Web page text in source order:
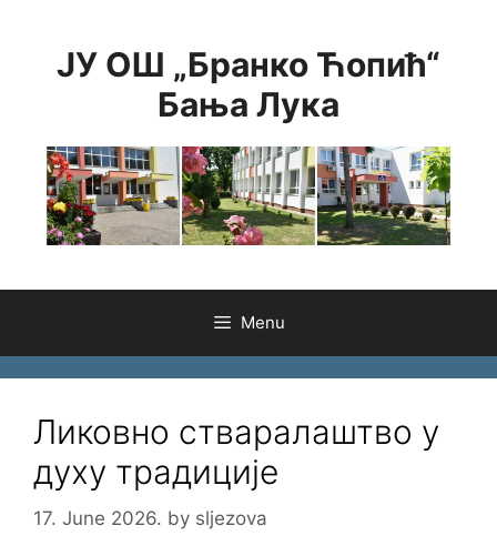
contentЈУ ОШ „Бранко Ћопић“
Бања Лука
Menu
Ликовно стваралаштво у
духу традиције
17. June 2026. by sljezova